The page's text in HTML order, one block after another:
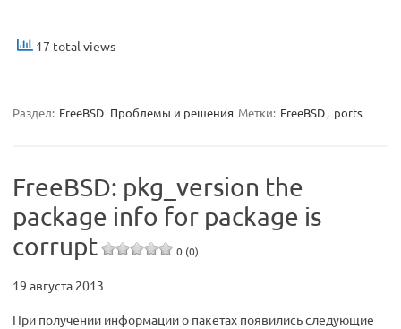
17 total views
Раздел: FreeBSD Проблемы и решения Метки: FreeBSD, ports
FreeBSD: pkg_version the
package info for package is
corrupt
0 (0)
19 августа 2013
При получении информации о пакетах появились следующие